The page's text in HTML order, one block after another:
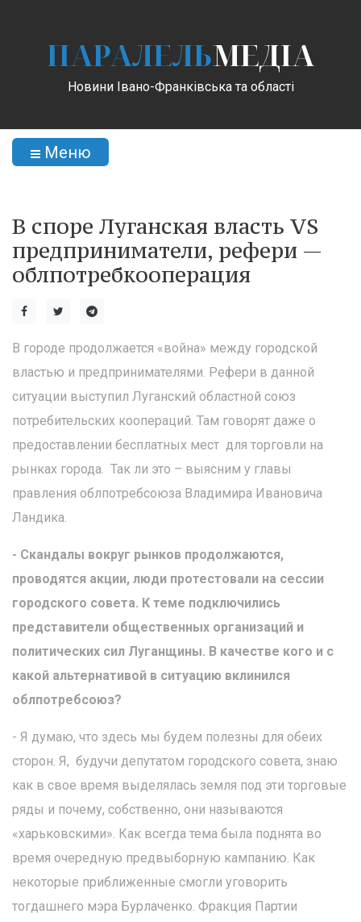
ПАРАЛЕЛЬМЕДІА
Новини Івано-Франківська та області
Меню
В споре Луганская власть VS
предприниматели, рефери —
облпотребкооперация
В городе продолжается «война» между городской
властью и предпринимателями. Рефери в данной
ситуации выступил Луганский областной союз
потребительских коопераций. Там говорят даже о
предоставлении бесплатных мест для торговли на
рынках города. Так ли это – выясним у главы
правления облпотребсоюза Владимира Ивановича
Ландика.
- Скандалы вокруг рынков продолжаются,
проводятся акции, люди протестовали на сессии
городского совета. К теме подключились
представители общественных организаций и
политических сил Луганщины. В качестве кого и с
какой альтернативой в ситуацию вклинился
облпотребсоюз?
- Я думаю, что здесь мы будем полезны для обеих
сторон. Я, будучи депутатом городского совета, знаю
как в свое время выделялась земля под эти торговые
ряды и почему, собственно, они называются
«харьковскими». Как всегда тема была поднята во
время очередную предвыборную кампанию. Как
некоторые приближенные смогли уговорить
тогдашнего мэра Бурлаченко. Фракция Партии